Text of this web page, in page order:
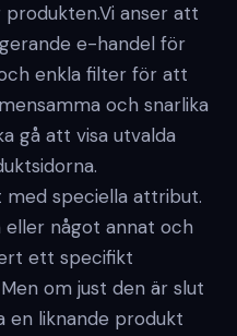
anser att
e-handel för
enkla filter för att
och snarlika
gå att visa utvalda
med speciella attribut.
något annat och
ett specifikt
om just den är slut
en liknande produkt